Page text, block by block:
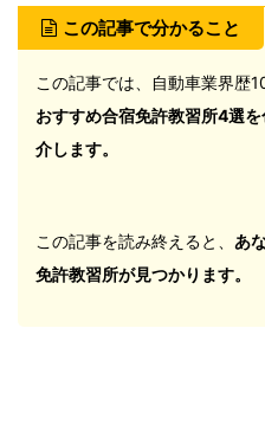
この記事で分かること
この記事では、自動車業界歴
おすすめ合宿免許教習所4選
介します。
この記事を読み終えると、 あ
免許教習所が見つかります。